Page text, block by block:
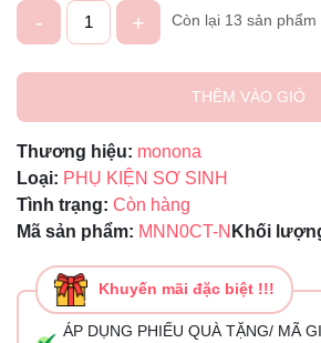
- + Còn lại 13 sản
THÊM VÀO GIỎ
Thương hiệu: monona
Loại: PHỤ KIỆN SƠ SINH
Tình trạng: Còn hàng
Mã sản phẩm: MNN0CT-N Khối
Khuyến mãi đặc biệt !!!
ÁP DỤNG PHIẾU QUÀ TẶNG/ MÃ